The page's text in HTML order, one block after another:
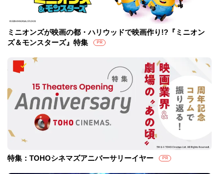
ミニオンズが映画の都・ハリウッドで映画作り!?『ミニオン
ズ＆モンスターズ』特集
PR
特集：TOHOシネマズアニバーサリーイヤー PR